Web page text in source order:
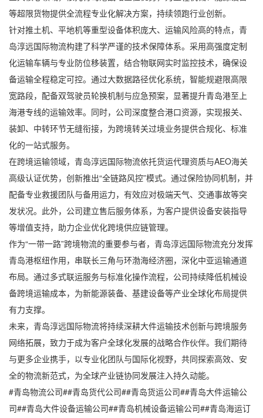
等超限货物提供全流程专业化解决方案，持续领跑行业创新。
针对推土机、平地机等重型设备体积庞大、运输风险高的特点，青
岛淳远国际物流构建了科学严谨的技术保障体系。采用高强度定制
化运输车辆与专业防位移装置，结合物联网实时监控技术，确保设
备运输全程稳定可控。通过大数据路径优化系统，智能规避限高限
宽路段，配备双驾驶员轮换机制与应急预案，显著提升青岛港至上
海港专线的运输效率。同时，公司深度整合港口资源，实现报关、
装卸、中转环节无缝衔接，为跨境转关过境业务提供合规化、标准
化的一站式服务。
在跨境运输领域，青岛淳远国际物流依托货运代理资质与AEO海关
高级认证优势，创新推出“全链路风控”模式。通过保险协同机制，并
配备专业救援团队与备用运力，有效应对极端天气、交通事故等突
发状况。此外，公司建立售后服务体系，为客户提供设备安装指导
等增值支持，助力企业优化跨境供应链管理。
作为“一带一路”跨境物流的重要参与者，青岛淳远国际物流充分发挥
青岛港枢纽作用，串联长三角与环渤海经济圈，深化中亚运输通道
布局。通过多式联运服务与标准化操作流程，公司持续降低机械设
备跨境运输成本，为新能源装备、基建设备等产业全球化布局提供
有力支撑。
未来，青岛淳远国际物流将持续深耕大件运输技术创新与跨境服务
网络拓展，致力于成为客户全球化发展的战略合作伙伴。我们期待
与更多企业携手，以专业化团队与国际化视野，共同探索高效、安
全的物流新范式，为全球产业链协同发展注入持久动能。
#青岛物流公司##青岛货代公司##青岛货运公司##青岛大件运输公
司##青岛大件设备运输公司##青岛机械设备运输公司##青岛海运订